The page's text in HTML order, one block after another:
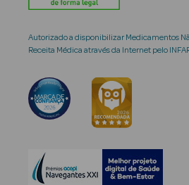
Autorizado a disponibilizar Medicamentos
Receita Médica através da Internet pelo